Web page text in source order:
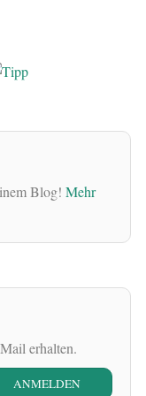
Blog! Mehr
erhalten.